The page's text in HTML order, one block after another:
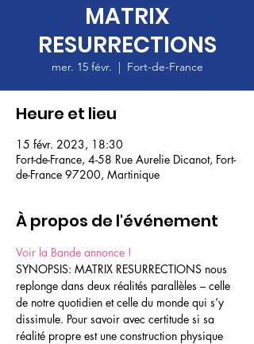
MATRIX
RESURRECTIONS
mer. 15 févr.
  |
Fort-de-France
Heure et lieu
15 févr. 2023, 18:30
Fort-de-France, 4-58 Rue Aurelie Dicanot, Fort-
de-France 97200, Martinique
À propos de l'événement
Voir la Bande annonce !
SYNOPSIS: MATRIX RESURRECTIONS nous
replonge dans deux réalités parallèles – celle
de notre quotidien et celle du monde qui s’y
dissimule. Pour savoir avec certitude si sa
réalité propre est une construction physique